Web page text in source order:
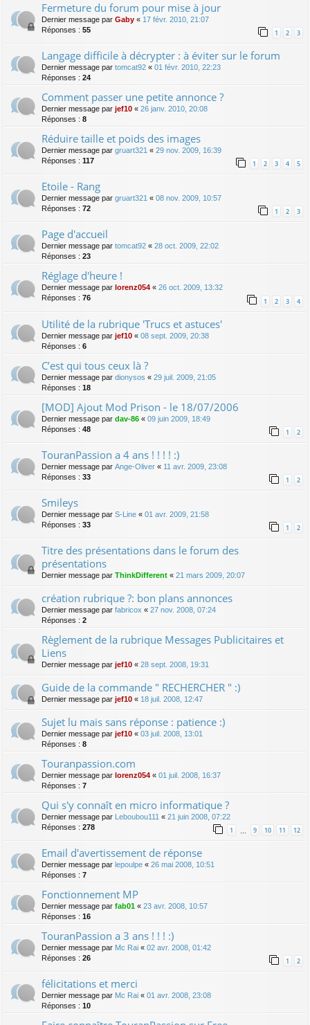
Fermeture du forum pour mise à jour
Dernier message par Gaby « 17 févr. 2010, 21:07
Réponses : 55 1 2 3
Langage difficile à décrypter : à éviter sur le forum
Dernier message par tomcat92 « 01 févr. 2010, 22:23
Réponses : 24
Comment passer une petite annonce ?
Dernier message par jef10 « 26 janv. 2010, 20:08
Réponses : 8
Réduire taille et poids des images
Dernier message par gruart321 « 29 nov. 2009, 16:39
Réponses : 117 1 2 3 4 5
Etoile - Rang
Dernier message par gruart321 « 08 nov. 2009, 10:57
Réponses : 72 1 2 3
Page d'accueil
Dernier message par tomcat92 « 28 oct. 2009, 22:02
Réponses : 23
Réglage d'heure !
Dernier message par lorenz054 « 26 oct. 2009, 13:32
Réponses : 76 1 2 3 4
Utilité de la rubrique 'Trucs et astuces'
Dernier message par jef10 « 08 sept. 2009, 20:38
Réponses : 6
C’est qui tous ceux là ?
Dernier message par dionysos « 29 juil. 2009, 21:05
Réponses : 18
[MOD] Ajout Mod Prison - le 18/07/2006
Dernier message par dav-86 « 09 juin 2009, 18:49
Réponses : 48 1 2
TouranPassion a 4 ans ! ! ! ! :)
Dernier message par Ange-Oliver « 11 avr. 2009, 23:08
Réponses : 33 1 2
Smileys
Dernier message par S-Line « 01 avr. 2009, 21:58
Réponses : 33 1 2
Titre des présentations dans le forum des
présentations
Dernier message par ThinkDifferent « 21 mars 2009, 20:07
création rubrique ?: bon plans annonces
Dernier message par fabricox « 27 nov. 2008, 07:24
Réponses : 2
Règlement de la rubrique Messages Publicitaires et
Liens
Dernier message par jef10 « 28 sept. 2008, 19:31
Guide de la commande " RECHERCHER " :)
Dernier message par jef10 « 18 juil. 2008, 12:47
Sujet lu mais sans réponse : patience :)
Dernier message par jef10 « 03 juil. 2008, 13:01
Réponses : 8
Touranpassion.com
Dernier message par lorenz054 « 01 juil. 2008, 16:37
Réponses : 7
Qui s'y connaît en micro informatique ?
Dernier message par Leboubou111 « 21 juin 2008, 07:22
Réponses : 278 1 9 10 11 12
Email d'avertissement de réponse
Dernier message par lepoulpe « 26 mai 2008, 10:51
Réponses : 7
Fonctionnement MP
Dernier message par fab01 « 23 avr. 2008, 10:57
Réponses : 16
TouranPassion a 3 ans ! ! ! :)
Dernier message par Mc Rai « 02 avr. 2008, 01:42
Réponses : 26 1 2
félicitations et merci
Dernier message par Mc Rai « 01 avr. 2008, 23:08
Réponses : 10